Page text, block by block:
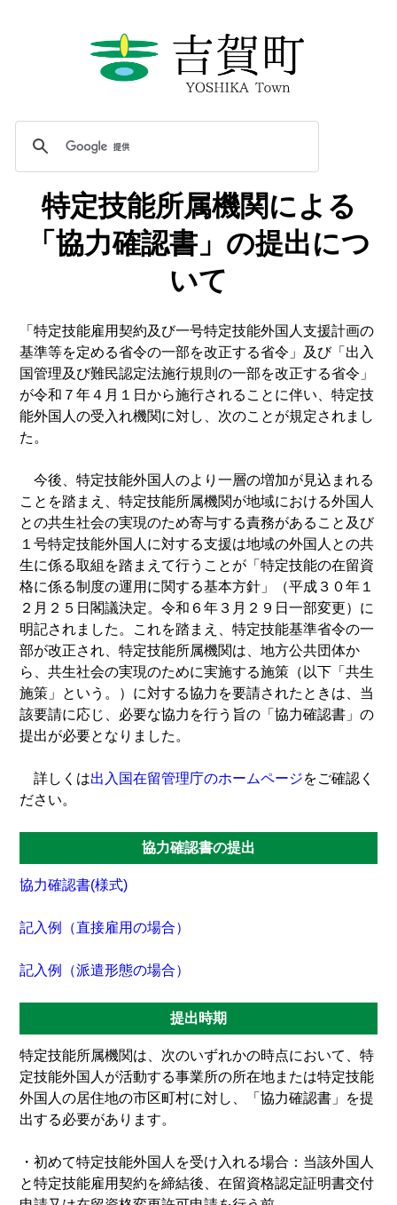
特定技能所属機関による
「協力確認書」の提出につ
いて
「特定技能雇用契約及び一号特定技能外国人支援計画の
基準等を定める省令の一部を改正する省令」及び「出入
国管理及び難民認定法施行規則の一部を改正する省令」
が令和７年４月１日から施行されることに伴い、特定技
能外国人の受入れ機関に対し、次のことが規定されまし
た。
今後、特定技能外国人のより一層の増加が見込まれる
ことを踏まえ、特定技能所属機関が地域における外国人
との共生社会の実現のため寄与する責務があること及び
１号特定技能外国人に対する支援は地域の外国人との共
生に係る取組を踏まえて行うことが「特定技能の在留資
格に係る制度の運用に関する基本方針」（平成３０年１
２月２５日閣議決定。令和６年３月２９日一部変更）に
明記されました。これを踏まえ、特定技能基準省令の一
部が改正され、特定技能所属機関は、地方公共団体か
ら、共生社会の実現のために実施する施策（以下「共生
施策」という。）に対する協力を要請されたときは、当
該要請に応じ、必要な協力を行う旨の「協力確認書」の
提出が必要となりました。
詳しくは出入国在留管理庁のホームページをご確認く
ださい。
協力確認書の提出
協力確認書(様式)
記入例（直接雇用の場合）
記入例（派遣形態の場合）
提出時期
特定技能所属機関は、次のいずれかの時点において、特
定技能外国人が活動する事業所の所在地または特定技能
外国人の居住地の市区町村に対し、「協力確認書」を提
出する必要があります。
・初めて特定技能外国人を受け入れる場合：当該外国人
と特定技能雇用契約を締結後、在留資格認定証明書交付